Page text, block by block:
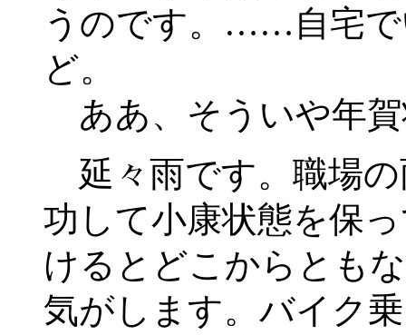
うのです。……自宅で
ど。
ああ、そういや年
延々雨です。職場の
功して小康状態を保
けるとどこからとも
気がします。バイク